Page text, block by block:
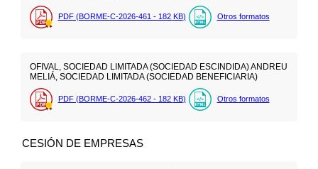
PDF (BORME-C-2026-461 - 182 KB) Otros formatos
OFIVAL, SOCIEDAD LIMITADA (SOCIEDAD ESCINDIDA) ANDREU
MELIÁ, SOCIEDAD LIMITADA (SOCIEDAD BENEFICIARIA)
PDF (BORME-C-2026-462 - 182 KB) Otros formatos
CESIÓN DE EMPRESAS